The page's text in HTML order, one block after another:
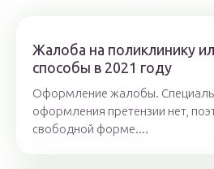
Жалоба на поликлинику
способы в 2021 году
Оформление жалобы.
оформления претензии нет,
свободной форме....